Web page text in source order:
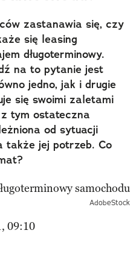
zastanawia się, czy
się leasing
długoterminowy.
na to pytanie jest
jedno, jak i drugie
się swoimi zaletami
tym ostateczna
od sytuacji
także jej potrzeb. Co
AdobeStock
09:10